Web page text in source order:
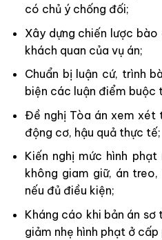
có chủ ý chống đối;
Xây dựng chiến lược
khách quan của vụ án;
Chuẩn bị luận cứ, trình
biện các luận điểm buộc
Đề nghị Tòa án xem xét
động cơ, hậu quả thực tế;
Kiến nghị mức hình
không giam giữ, án
nếu đủ điều kiện;
Kháng cáo khi bản án sơ
giảm nhẹ hình phạt ở